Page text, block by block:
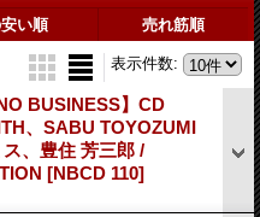
い順 売れ筋順
表示件数:
BUSINESS】CD
、SABU TOYOZUMI
、豊住 芳三郎 /
[NBCD 110]